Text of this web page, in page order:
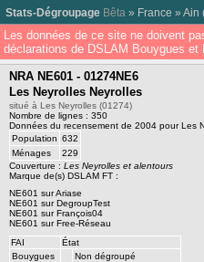
Stats-Dégroupage Bêta » France » Ain
Les données de ce site ne doivent
déclarations de DSLAM Bouygues et
NRA NE601 - 01274NE6
Les Neyrolles Neyrolles
situé à Les Neyrolles (01274)
Nombre de lignes : 350
Données du recensement de 2004 pour Les
Population 632
Ménages
229
Couverture : Les Neyrolles et alentours
Marque de(s) DSLAM FT :
NE601 sur Ariase
NE601 sur DegroupTest
NE601 sur François04
NE601 sur Free-Réseau
FAI
État
Bouygues
Non dégroupé